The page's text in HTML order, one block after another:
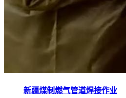
新疆煤制燃气管道焊接作业